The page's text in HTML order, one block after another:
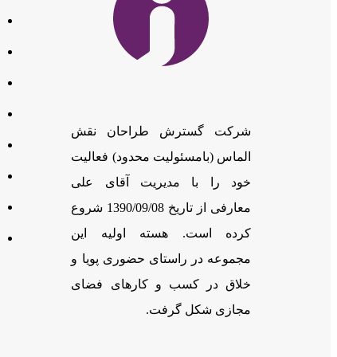
شرکت گسترش طراحان نقش
الماس (بامسئوليت محدود) فعالیت
خود را با مدیریت آقای علی
معارفی از تاریخ 1390/09/08 شروع
کرده است. هسته اولیه این
مجموعه در راستای حضوری پویا و
خلاق در کسب و کارهای فضای
مجازی شکل گرفت.